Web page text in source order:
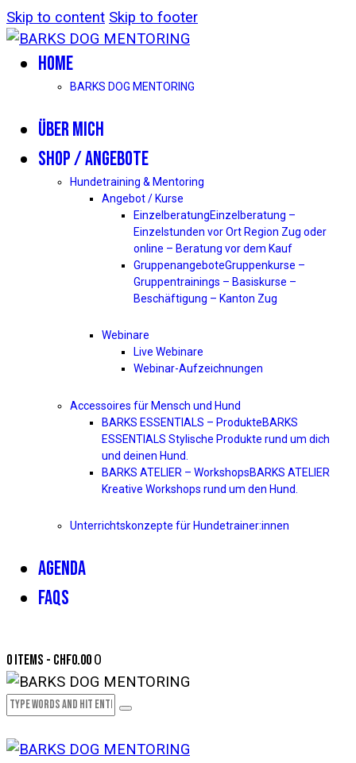
Skip to content Skip to footer
HOME
BARKS DOG MENTORING
ÜBER MICH
SHOP / ANGEBOTE
Hundetraining & Mentoring
Angebot / Kurse
EinzelberatungEinzelberatung –
Einzelstunden vor Ort Region Zug oder
online – Beratung vor dem Kauf
GruppenangeboteGruppenkurse –
Gruppentrainings – Basiskurse –
Beschäftigung – Kanton Zug
Webinare
Live Webinare
Webinar-Aufzeichnungen
Accessoires für Mensch und Hund
BARKS ESSENTIALS – ProdukteBARKS
ESSENTIALS Stylische Produkte rund um dich
und deinen Hund.
BARKS ATELIER – WorkshopsBARKS ATELIER
Kreative Workshops rund um den Hund.
Unterrichtskonzepte für Hundetrainer:innen
AGENDA
FAQS
0 items - CHF0.000